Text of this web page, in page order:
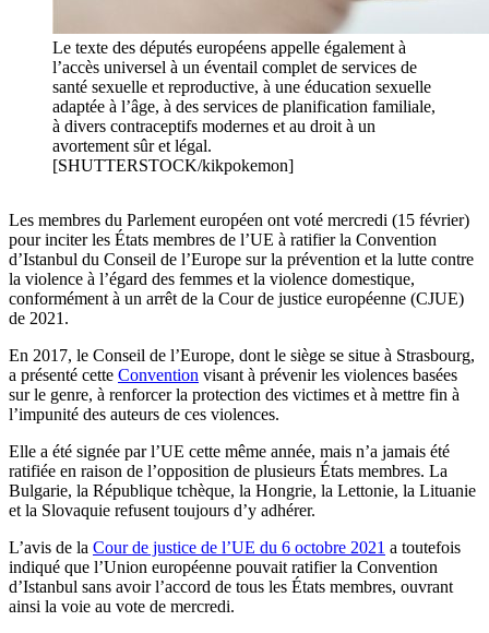
Le texte des députés européens appelle également à
l’accès universel à un éventail complet de services de
santé sexuelle et reproductive, à une éducation sexuelle
adaptée à l’âge, à des services de planification familiale,
à divers contraceptifs modernes et au droit à un
avortement sûr et légal.
[SHUTTERSTOCK/kikpokemon]
Les membres du Parlement européen ont voté mercredi (15 février)
pour inciter les États membres de l’UE à ratifier la Convention
d’Istanbul du Conseil de l’Europe sur la prévention et la lutte contre
la violence à l’égard des femmes et la violence domestique,
conformément à un arrêt de la Cour de justice européenne (CJUE)
de 2021.
En 2017, le Conseil de l’Europe, dont le siège se situe à Strasbourg,
a présenté cette Convention visant à prévenir les violences basées
sur le genre, à renforcer la protection des victimes et à mettre fin à
l’impunité des auteurs de ces violences.
Elle a été signée par l’UE cette même année, mais n’a jamais été
ratifiée en raison de l’opposition de plusieurs États membres. La
Bulgarie, la République tchèque, la Hongrie, la Lettonie, la Lituanie
et la Slovaquie refusent toujours d’y adhérer.
L’avis de la Cour de justice de l’UE du 6 octobre 2021 a toutefois
indiqué que l’Union européenne pouvait ratifier la Convention
d’Istanbul sans avoir l’accord de tous les États membres, ouvrant
ainsi la voie au vote de mercredi.